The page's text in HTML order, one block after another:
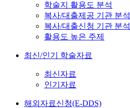
학술지 활용도 분석
복사/대출제공 기관 분석
복사/대출신청 기관 분석
활용도 높은 주제
최신/인기 학술자료
최신자료
인기자료
해외자료신청(E-DDS)